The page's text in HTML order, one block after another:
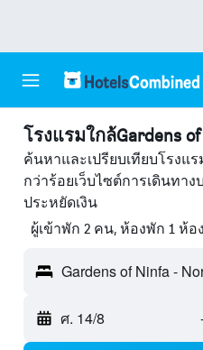
โรงแรมใกล้Gardens
ค้นหาและเปรียบเทียบโรงแ
กว่าร้อยเว็บไซต์การเดินทา
ประหยัดเงิน
ผู้เข้าพัก 2 คน, ห้องพัก 1 ห้อง
Gardens of Ninfa -
ศ. 14/8